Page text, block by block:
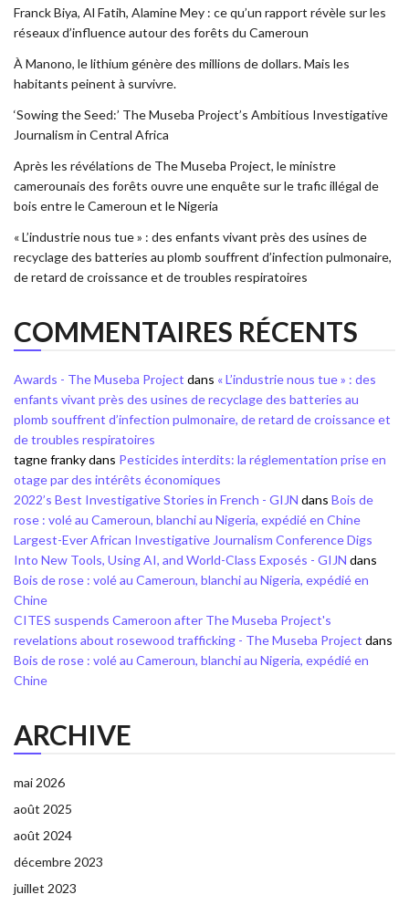
Franck Biya, Al Fatih, Alamine Mey : ce qu’un rapport révèle sur les
réseaux d’influence autour des forêts du Cameroun
À Manono, le lithium génère des millions de dollars. Mais les
habitants peinent à survivre.
‘Sowing the Seed:’ The Museba Project’s Ambitious Investigative
Journalism in Central Africa
Après les révélations de The Museba Project, le ministre
camerounais des forêts ouvre une enquête sur le trafic illégal de
bois entre le Cameroun et le Nigeria
« L’industrie nous tue » : des enfants vivant près des usines de
recyclage des batteries au plomb souffrent d’infection pulmonaire,
de retard de croissance et de troubles respiratoires
COMMENTAIRES RÉCENTS
Awards - The Museba Project dans « L’industrie nous tue » : des
enfants vivant près des usines de recyclage des batteries au
plomb souffrent d’infection pulmonaire, de retard de croissance et
de troubles respiratoires
tagne frankydans Pesticides interdits: la réglementation prise en
otage par des intérêts économiques
2022’s Best Investigative Stories in French - GIJN dans Bois de
rose : volé au Cameroun, blanchi au Nigeria, expédié en Chine
Largest-Ever African Investigative Journalism Conference Digs
Into New Tools, Using AI, and World-Class Exposés - GIJN dans
Bois de rose : volé au Cameroun, blanchi au Nigeria, expédié en
Chine
CITES suspends Cameroon after The Museba Project's
revelations about rosewood trafficking - The Museba Project dans
Bois de rose : volé au Cameroun, blanchi au Nigeria, expédié en
Chine
ARCHIVE
mai 2026
août 2025
août 2024
décembre 2023
juillet 2023